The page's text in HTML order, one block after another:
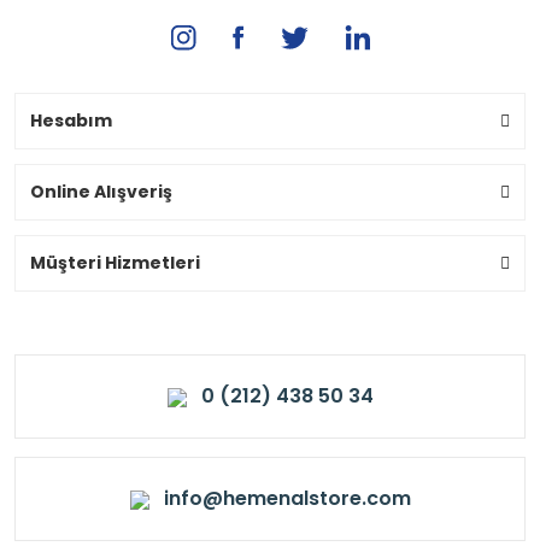
Hesabım
Online Alışveriş
Müşteri Hizmetleri
0 (212) 438 50 34
info@hemenalstore.com